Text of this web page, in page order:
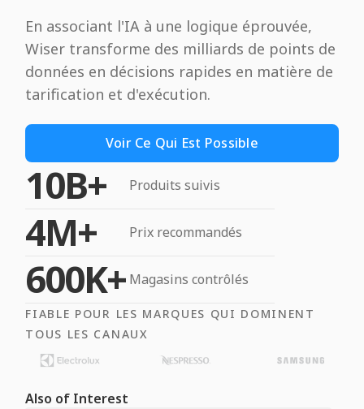
En associant l'IA à une logique éprouvée,
Wiser transforme des milliards de points de
données en décisions rapides en matière de
tarification et d'exécution.
Voir Ce Qui Est Possible
10B+ Produits suivis
4M+ Prix recommandés
600K+ Magasins contrôlés
FIABLE POUR LES MARQUES QUI DOMINENT
TOUS LES CANAUX
Also of Interest